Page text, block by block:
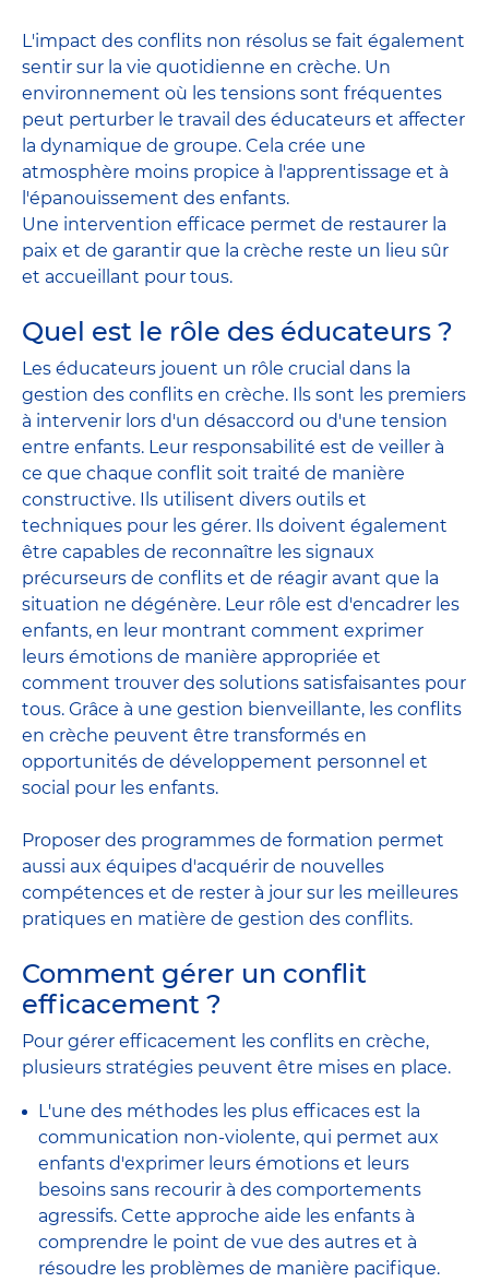
L'impact des conflits non résolus se fait également
sentir sur la vie quotidienne en crèche. Un
environnement où les tensions sont fréquentes
peut perturber le travail des éducateurs et affecter
la dynamique de groupe. Cela crée une
atmosphère moins propice à l'apprentissage et à
l'épanouissement des enfants.
Une intervention efficace permet de restaurer la
paix et de garantir que la crèche reste un lieu sûr
et accueillant pour tous.
Quel est le rôle des éducateurs ?
Les éducateurs jouent un rôle crucial dans la
gestion des conflits en crèche. Ils sont les premiers
à intervenir lors d'un désaccord ou d'une tension
entre enfants. Leur responsabilité est de veiller à
ce que chaque conflit soit traité de manière
constructive. Ils utilisent divers outils et
techniques pour les gérer. Ils doivent également
être capables de reconnaître les signaux
précurseurs de conflits et de réagir avant que la
situation ne dégénère. Leur rôle est d'encadrer les
enfants, en leur montrant comment exprimer
leurs émotions de manière appropriée et
comment trouver des solutions satisfaisantes pour
tous. Grâce à une gestion bienveillante, les conflits
en crèche peuvent être transformés en
opportunités de développement personnel et
social pour les enfants.
Proposer des programmes de formation permet
aussi aux équipes d'acquérir de nouvelles
compétences et de rester à jour sur les meilleures
pratiques en matière de gestion des conflits.
Comment gérer un conflit
efficacement ?
Pour gérer efficacement les conflits en crèche,
plusieurs stratégies peuvent être mises en place.
L'une des méthodes les plus efficaces est la
communication non-violente, qui permet aux
enfants d'exprimer leurs émotions et leurs
besoins sans recourir à des comportements
agressifs. Cette approche aide les enfants à
comprendre le point de vue des autres et à
résoudre les problèmes de manière pacifique.